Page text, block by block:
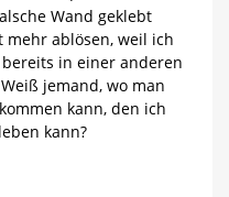
Wand geklebt
ablösen, weil ich
in einer anderen
jemand, wo man
kann, den ich
kann?